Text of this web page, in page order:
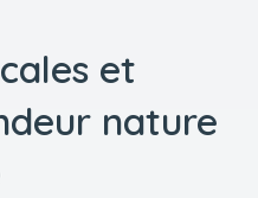
et
nature